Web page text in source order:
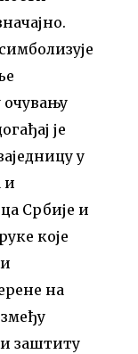
очувању
је
у
и
Србије и
које
на
заштиту